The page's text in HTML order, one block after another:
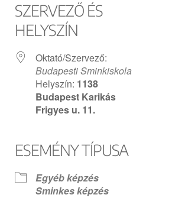
SZERVEZŐ ÉS
HELYSZÍN
Oktató/Szervező:
Budapesti Sminkiskola
Helyszín: 1138
Budapest Karikás
Frigyes u. 11.
ESEMÉNY TÍPUSA
Egyéb képzés
Sminkes képzés